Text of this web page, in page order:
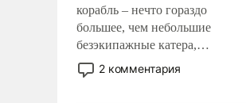
корабль – нечто гораздо
большее, чем небольшие
безэкипажные катера,
применение которых уже
стало обыденностью. Задача по
2 комментария